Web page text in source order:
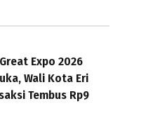
Expo 2026
Wali Kota Eri
Tembus Rp9